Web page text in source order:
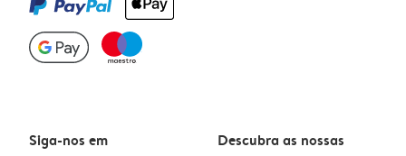
Siga-nos em
Descubra as nossas